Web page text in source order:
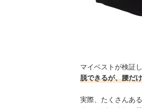
マイベストが検証
脱できるが、腰だ
実際、たくさんあ